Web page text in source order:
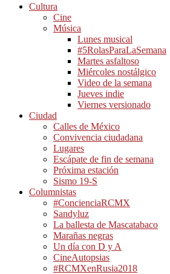
Cultura
Cine
Música
Lunes musical
#5RolasParaLaSemana
Martes asfaltoso
Miércoles nostálgico
Video de la semana
Jueves indie
Viernes versionado
Ciudad
Calles de México
Convivencia ciudadana
Lugares
Escápate de fin de semana
Próxima estación
Sismo 19-S
Columnistas
#ConcienciaRCMX
Sandyluz
La ballesta de Mascatabaco
Marañas negras
Un día con D y A
CineAutopsias
#RCMXenRusia2018